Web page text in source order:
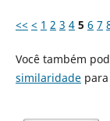
<< < 1 2 3 4 5 6 7
Você também
similaridadepara